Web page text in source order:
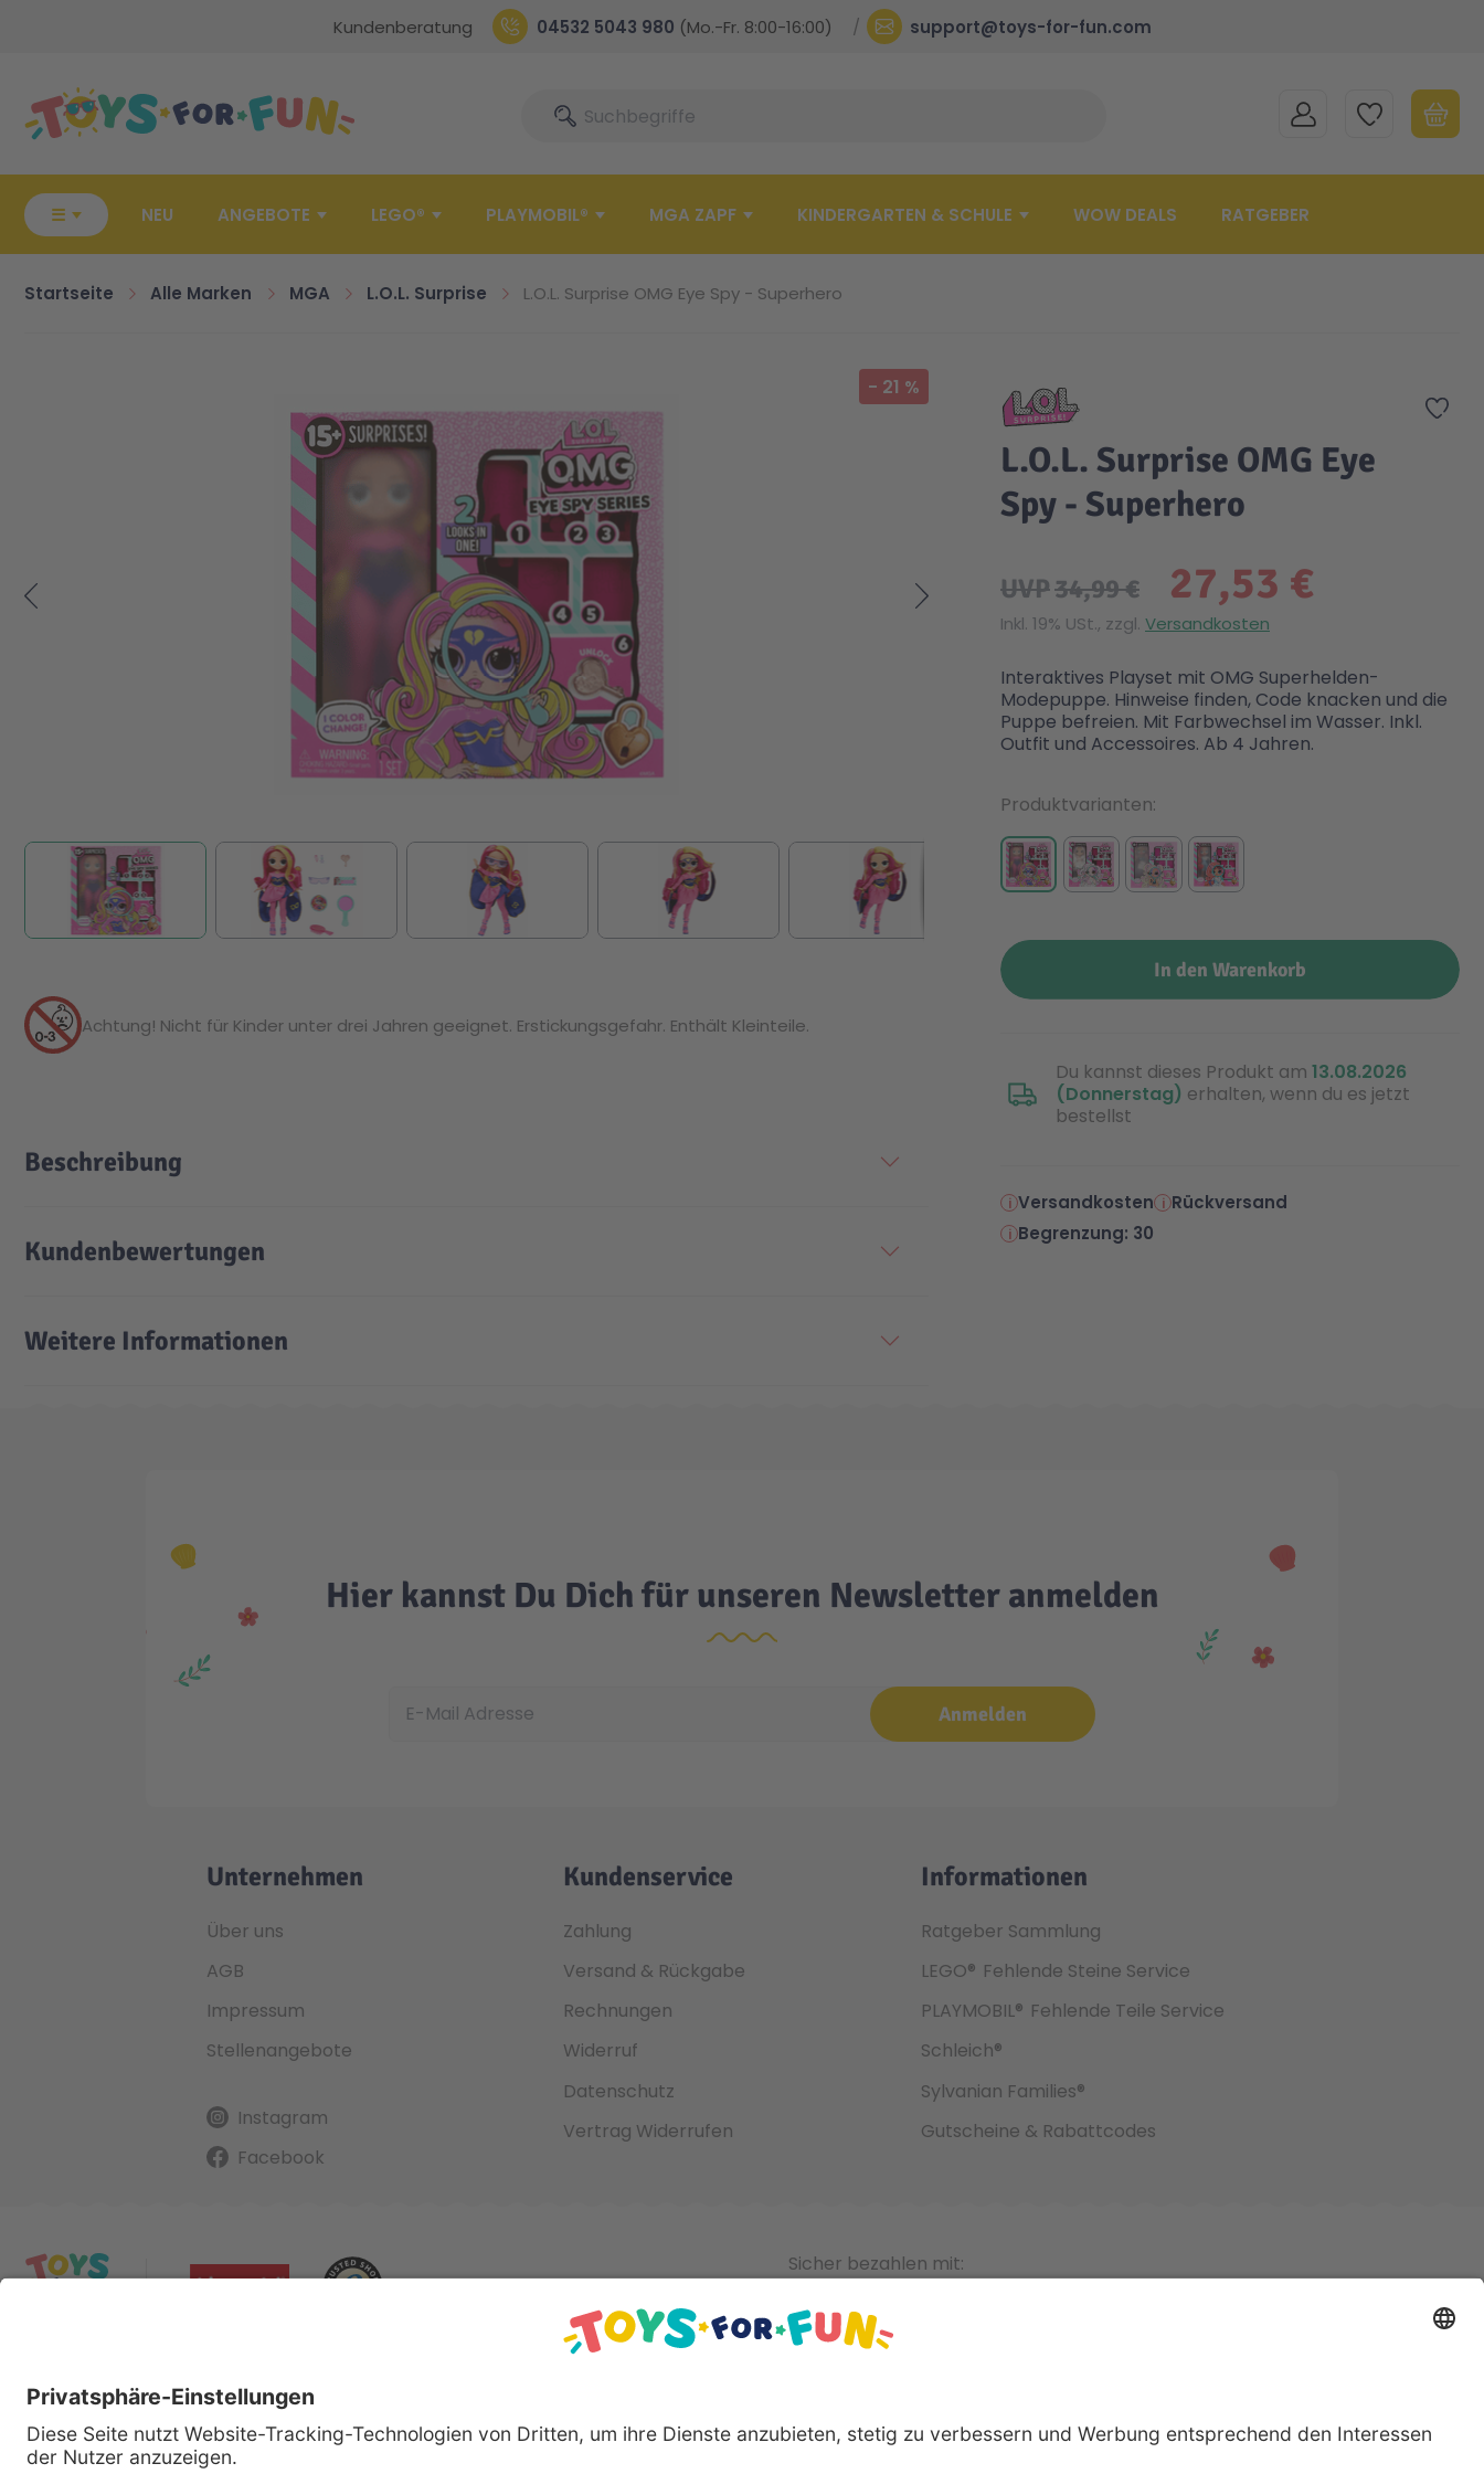
Kundenberatung 04532 5043 980 (Mo.-Fr. 8:00-16:00) support@toys-for-fun.com
SucheSuche MEIN KONTOMEINE WUNSCHLISTE
☰ NEU ANGEBOTE LEGO® PLAYMOBIL® MGA ZAPF KINDERGARTEN & SCHULE WOW DEALS RATGEBER
Startseite Alle Marken MGA L.O.L. Surprise L.O.L. Surprise OMG Eye Spy - Superhero
- 21 %
Zur
L.O.L. Surprise OMG Eye
Spy - Superhero
27,53 €
UVP34,99 €
Inkl. 19% USt., zzgl. Versandkosten
Interaktives Playset mit OMG Superhelden-
Modepuppe. Hinweise finden, Code knacken und die
Puppe befreien. Mit Farbwechsel im Wasser. Inkl.
Outfit und Accessoires. Ab 4 Jahren.
In den Warenkorb
Du kannst dieses Produkt am 13.08.2026
(Donnerstag) erhalten, wenn du es jetzt
bestellst
Produktvarianten
Versandkosten
Rückversand
Begrenzung: 30
Achtung! Nicht für Kinder unter drei Jahren geeignet. Erstickungsgefahr. Enthält Kleinteile.
Beschreibung
Kundenbewertungen
Weitere Informationen
Hier kannst Du Dich für unseren Newsletter anmelden
Anmelden
Unternehmen
Über uns
AGB
Impressum
Stellenangebote
Instagram
Facebook
Kundenservice
Zahlung
Versand & Rückgabe
Rechnungen
Widerruf
Datenschutz
Vertrag Widerrufen
Informationen
Ratgeber Sammlung
LEGO® Fehlende Steine Service
PLAYMOBIL® Fehlende Teile Service
Schleich®
Sylvanian Families®
Gutscheine & Rabattcodes
Sicher bezahlen mit: